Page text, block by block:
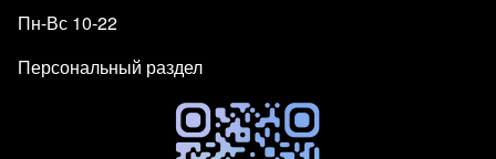
Пн-Вс 10-22
Персональный раздел